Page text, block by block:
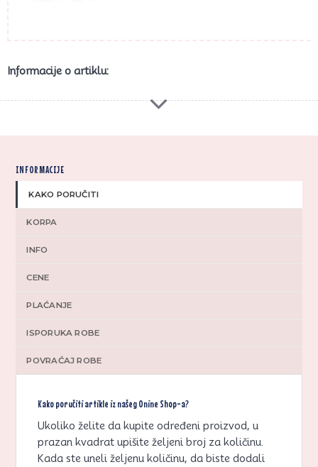
Informacije o artiklu:
INFORMACIJE
KAKO PORUČITI
KORPA
INFO
CENE
PLAĆANJE
ISPORUKA ROBE
POVRAĆAJ ROBE
Kako poručiti artikle iz našeg Onine Shop-a?
Ukoliko želite da kupite određeni proizvod, u
prazan kvadrat upišite željeni broj za količinu.
Kada ste uneli željenu količinu, da biste dodali